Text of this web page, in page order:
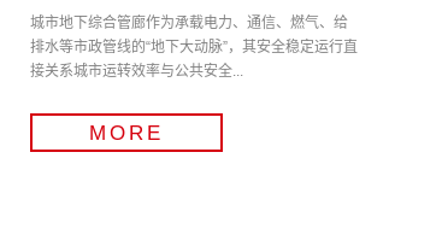
城市地下综合管廊作为承载电力、通信、燃气、给
排水等市政管线的“地下大动脉”，其安全稳定运行直
接关系城市运转效率与公共安全...
MORE